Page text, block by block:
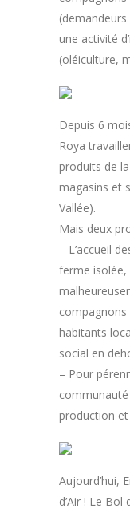
(demandeurs
une activité
(oléiculture,
Depuis 6
Roya
produits de
magasins et
Vallée).
Mais deux
– L’accueil
ferme isolée,
habitants
social en
– Pour
production
Aujourd’hui,
d’Air ! Le Bol